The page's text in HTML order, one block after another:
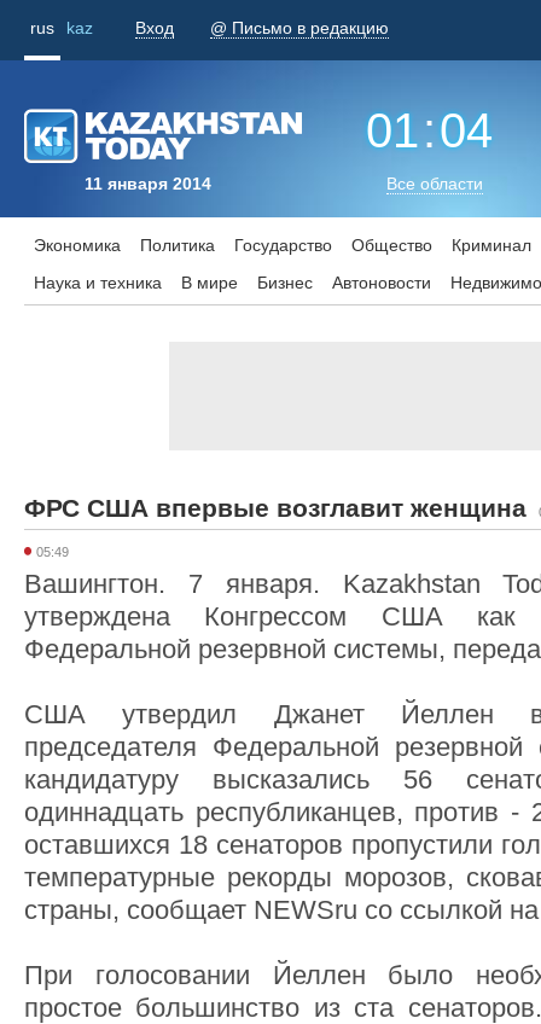
rus kaz Вход @ Письмо в редакцию
11 января 2014
01:04
Все области
Экономика Политика Государство Общество
Криминал
Наука и техника
В мире Бизнес Aвтоновости
ФРС США впервые возглавит женщина
05:49
Вашингтон. 7 января. Kazakhstan
утверждена Конгрессом США как
Федеральной резервной системы,
США утвердил Джанет Йеллен в
председателя Федеральной
кандидатуру высказались 56
одиннадцать республиканцев, против
оставшихся 18 сенаторов пропустили
температурные рекорды морозов,
страны, сообщает NEWSru со ссылкой
При голосовании Йеллен было
простое большинство из ста